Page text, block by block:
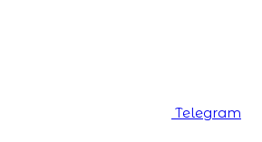
Telegram